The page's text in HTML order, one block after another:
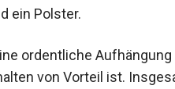
ein Polster.
ordentliche
von Vorteil ist.